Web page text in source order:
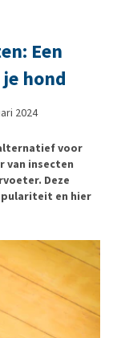
Een
hond
2024
voor
van insecten
Deze
en hier